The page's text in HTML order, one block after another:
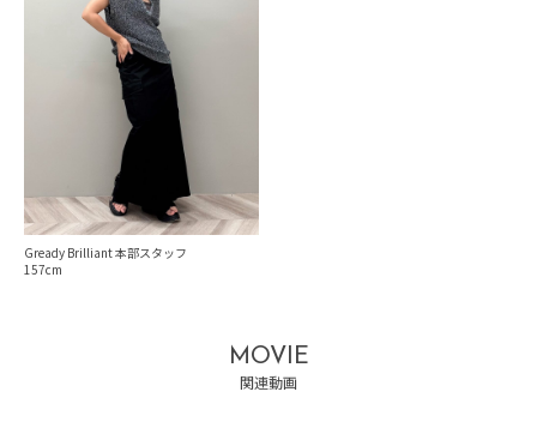
Gready Brilliant 本部スタッフ
157
MOVIE
関連動画